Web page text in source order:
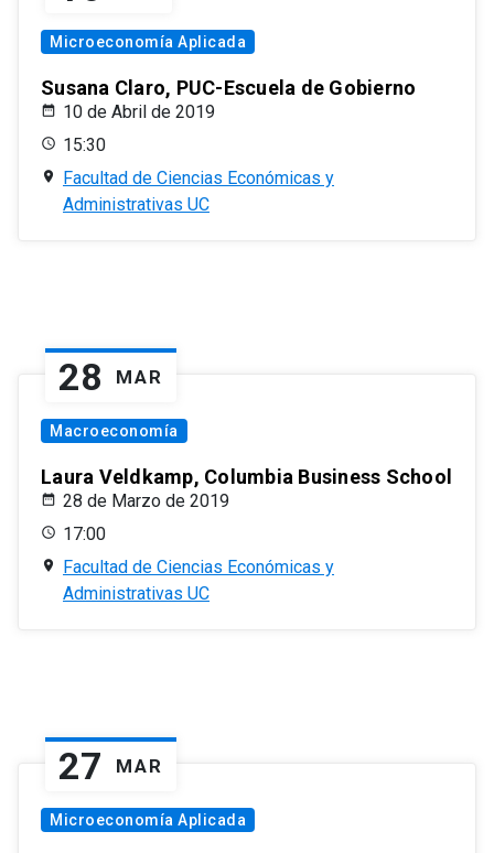
Microeconomía Aplicada
Susana Claro, PUC-Escuela de Gobierno
10 de Abril de 2019
15:30
Facultad de Ciencias Económicas y
Administrativas UC
28 MAR
Macroeconomía
Laura Veldkamp, Columbia Business School
28 de Marzo de 2019
17:00
Facultad de Ciencias Económicas y
Administrativas UC
27 MAR
Microeconomía Aplicada